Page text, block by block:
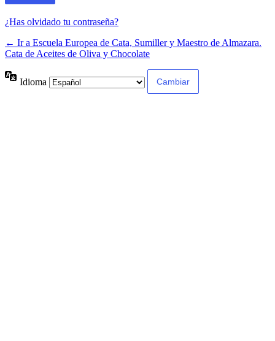
¿Has olvidado tu contraseña?
← Ir a Escuela Europea de Cata, Sumiller y Maestro de Almazara.
Cata de Aceites de Oliva y Chocolate
Idioma